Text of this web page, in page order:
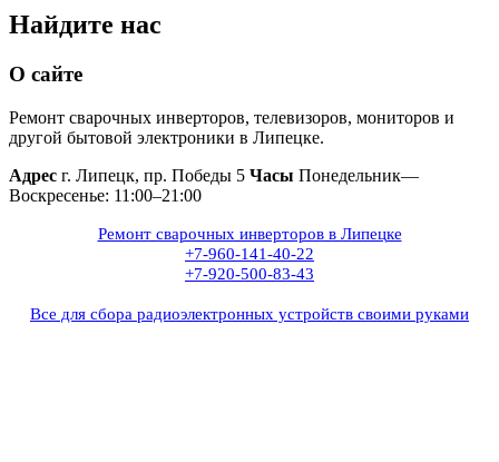
Найдите нас
О сайте
Ремонт сварочных инверторов, телевизоров, мониторов и
другой бытовой электроники в Липецке.
Адрес г. Липецк, пр. Победы 5 Часы Понедельник—
Воскресенье: 11:00–21:00
Ремонт сварочных инверторов в Липецке
+7-960-141-40-22
+7-920-500-83-43
Все для сбора радиоэлектронных устройств своими руками